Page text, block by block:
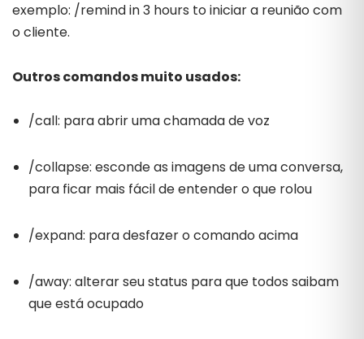
exemplo: /remind in 3 hours to iniciar a reunião com
o cliente.
Outros comandos muito usados:
/call: para abrir uma chamada de voz
/collapse: esconde as imagens de uma conversa,
para ficar mais fácil de entender o que rolou
/expand: para desfazer o comando acima
/away: alterar seu status para que todos saibam
que está ocupado